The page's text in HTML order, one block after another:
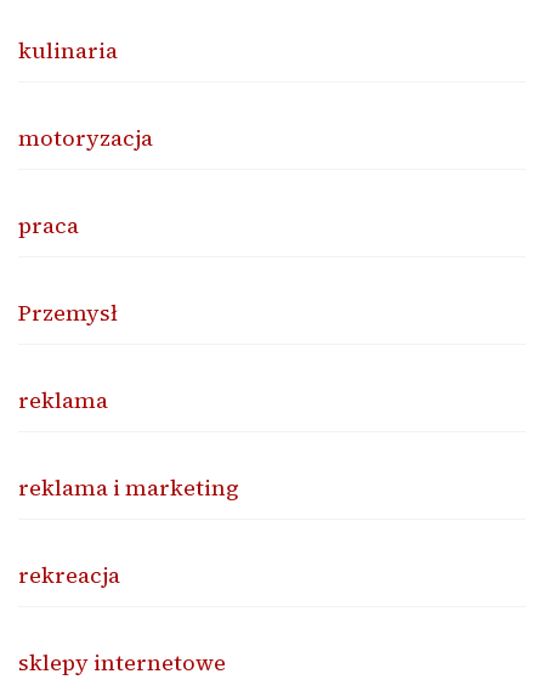
kulinaria
motoryzacja
praca
Przemysł
reklama
reklama i marketing
rekreacja
sklepy internetowe